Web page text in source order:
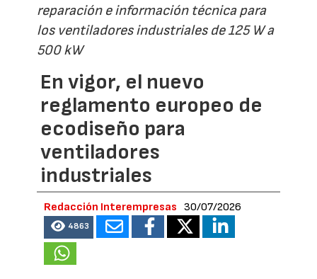
reparación e información técnica para
los ventiladores industriales de 125 W a
500 kW
En vigor, el nuevo
reglamento europeo de
ecodiseño para
ventiladores
industriales
Redacción Interempresas 30/07/2026
4863